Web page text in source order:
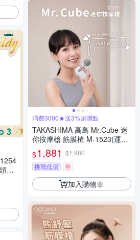
皮S
皮
消費3000★送3%超贈點
TAKASHIMA 高島 Mr.Cube 迷
你按摩槍 筋膜槍 M-1523(運動
舒緩/肌肉放鬆/肩頸按摩)
$1,881 $1,980
挑戰低價
券
加入購物車